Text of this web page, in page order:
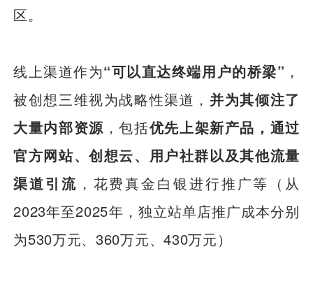
区。
线上渠道作为“可以直达终端用户的桥梁” ，
被创想三维视为战略性渠道， 并为其倾注了
大量内部资源 ，包括优先上架新产品，通过
官方网站、创想云、用户社群以及其他流量
渠道引流 ，花费真金白银进行推广等（从
2023年至2025年，独立站单店推广成本分别
为530万元、360万元、430万元）